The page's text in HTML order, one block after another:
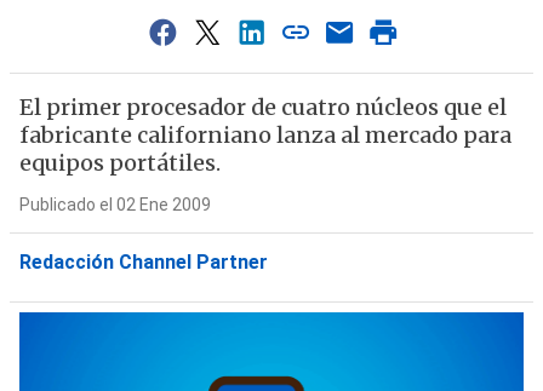
El primer procesador de cuatro núcleos que el
fabricante californiano lanza al mercado para
equipos portátiles.
Publicado el 02 Ene 2009
Redacción Channel Partner